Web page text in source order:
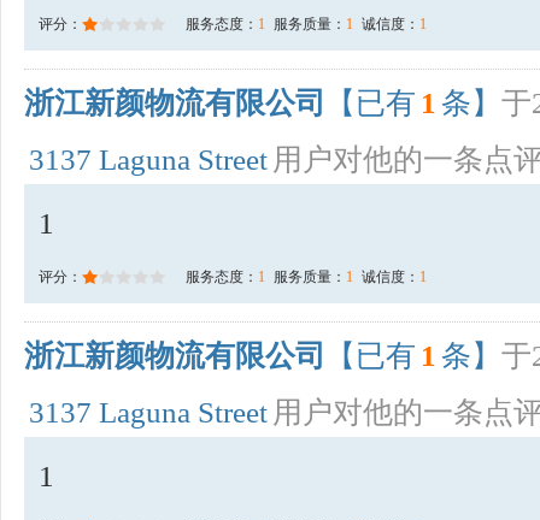
评分： 服务态度： 1 服务质量： 1 诚信度： 1
浙江新颜物流有限公司 【已有 1 条】 于
3137 Laguna Street 用户对他的一条点
1
评分： 服务态度： 1 服务质量： 1 诚信度： 1
浙江新颜物流有限公司 【已有 1 条】 于
3137 Laguna Street 用户对他的一条点
1